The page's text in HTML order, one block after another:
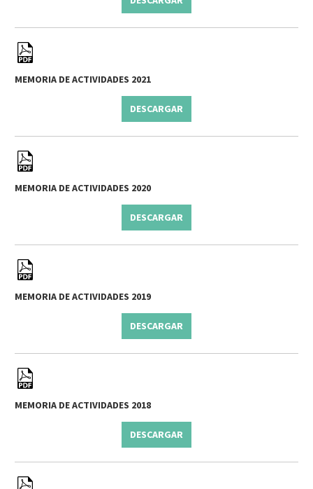
MEMORIA DE ACTIVIDADES 2021
DESCARGAR
MEMORIA DE ACTIVIDADES 2020
DESCARGAR
MEMORIA DE ACTIVIDADES 2019
DESCARGAR
MEMORIA DE ACTIVIDADES 2018
DESCARGAR